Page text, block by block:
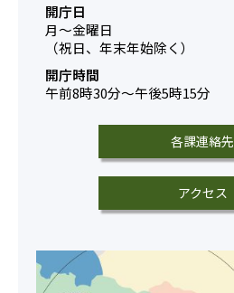
開庁日
月～金曜日
（祝日、年末年始除く）
開庁時間
午前8時30分～午後5時15分
各課連絡先
アクセス